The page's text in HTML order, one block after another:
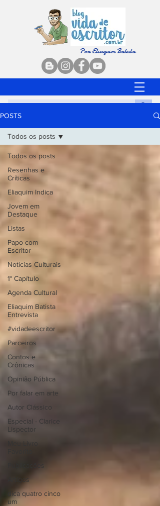
Por Eliaquim Batista
POSTS
Todos os posts
Resenhas e
Críticas
Eliaquim Indica
Jovem em
Destaque
Listas
Papo com
Escritor
Notícias Culturais
1° Capítulo
Agenda Cultural
Eliaquim Batista
Entrevista
#vidadeescritor
Parceiros
Contos e
Crônicas
Opinião Pública
Por falar em arte
Autor Clássico
Especial - Clarice
Lispector
Meu Livro
Artigos
dica quatro cinco
um
Todos os posts